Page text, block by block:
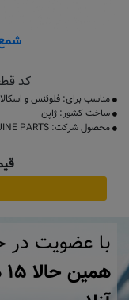
کد
مناسب برای: فلوئنس و اسکالا
ساخت کشور: ژاپن
محصول شرکت: NISSAN GENUINE PARTS
قیمت:
با عضویت در